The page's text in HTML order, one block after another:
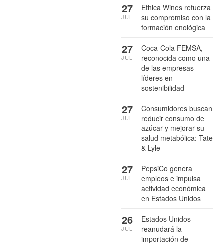
Ethica Wines refuerza
su compromiso con la
formación enológica
27
JUL
Coca-Cola FEMSA,
reconocida como una
de las empresas
líderes en
sostenibilidad
27
JUL
Consumidores buscan
reducir consumo de
azúcar y mejorar su
salud metabólica: Tate
& Lyle
27
JUL
PepsiCo genera
empleos e impulsa
actividad económica
en Estados Unidos
27
JUL
Estados Unidos
reanudará la
importación de
26
JUL